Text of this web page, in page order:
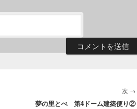
次 →
の
夢の里とべ 第4ドーム建築便り②